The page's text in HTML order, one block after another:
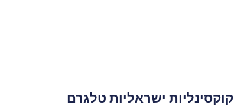
קוקסינליות ישראליות טלגרם